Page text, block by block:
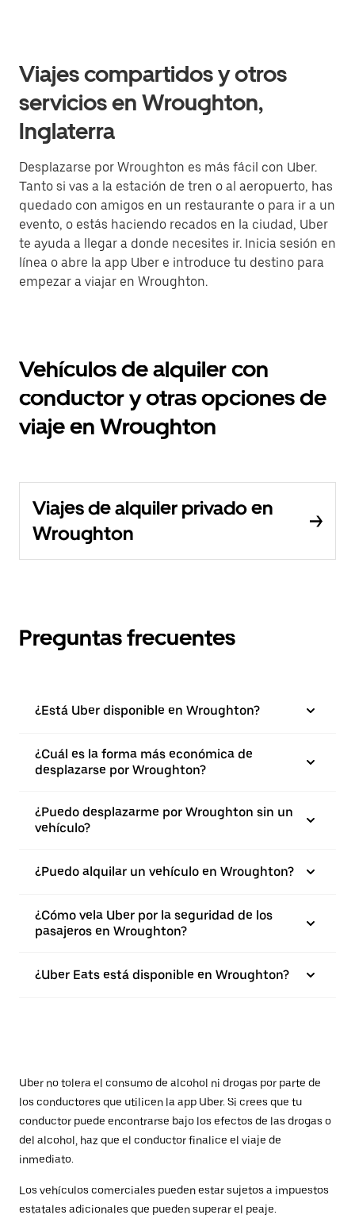
Viajes compartidos y otros
servicios en Wroughton,
Inglaterra
Desplazarse por Wroughton es más fácil con Uber.
Tanto si vas a la estación de tren o al aeropuerto, has
quedado con amigos en un restaurante o para ir a un
evento, o estás haciendo recados en la ciudad, Uber
te ayuda a llegar a donde necesites ir. Inicia sesión en
línea o abre la app Uber e introduce tu destino para
empezar a viajar en Wroughton.
Vehículos de alquiler con
conductor y otras opciones de
viaje en Wroughton
Viajes de alquiler privado en
Wroughton
Preguntas frecuentes
¿Está Uber disponible en Wroughton?
¿Cuál es la forma más económica de
desplazarse por Wroughton?
¿Puedo desplazarme por Wroughton sin un
vehículo?
¿Puedo alquilar un vehículo en Wroughton?
¿Cómo vela Uber por la seguridad de los
pasajeros en Wroughton?
¿Uber Eats está disponible en Wroughton?
Uber no tolera el consumo de alcohol ni drogas por parte de
los conductores que utilicen la app Uber. Si crees que tu
conductor puede encontrarse bajo los efectos de las drogas o
del alcohol, haz que el conductor finalice el viaje de
inmediato.
Los vehículos comerciales pueden estar sujetos a impuestos
estatales adicionales que pueden superar el peaje.